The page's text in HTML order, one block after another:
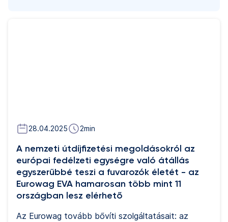
28.04.2025 2min
A nemzeti útdíjfizetési megoldásokról az
európai fedélzeti egységre való átállás
egyszerűbbé teszi a fuvarozók életét - az
Eurowag EVA hamarosan több mint 11
országban lesz elérhető
Az Eurowag tovább bővíti szolgáltatásait: az